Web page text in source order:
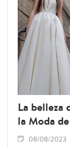
La belleza
la Moda
08/08/2023